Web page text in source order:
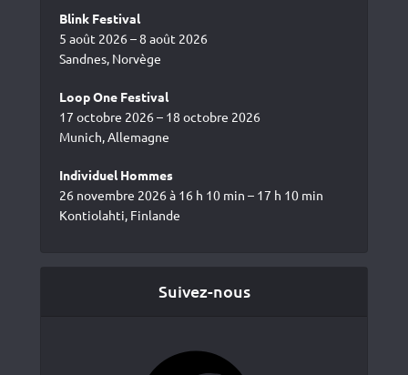
Blink Festival
5 août 2026 – 8 août 2026
Sandnes, Norvège
Loop One Festival
17 octobre 2026 – 18 octobre 2026
Munich, Allemagne
Individuel Hommes
26 novembre 2026 à 16 h 10 min – 17 h 10 min
Kontiolahti, Finlande
Suivez-nous